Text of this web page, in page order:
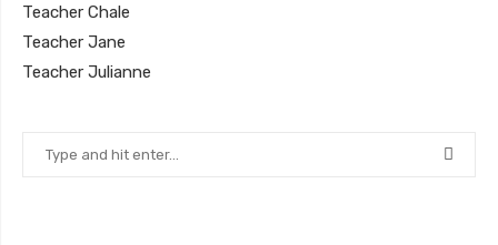
Teacher Chale
Teacher Jane
Teacher Julianne